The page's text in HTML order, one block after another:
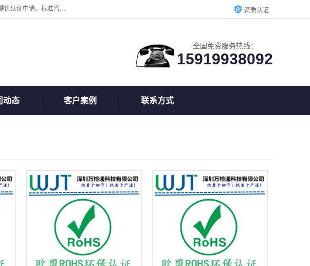
深圳万检通科技有限公司专业从事iso9001体系认证、质检报告办理流程、CE认证机构等多项综合检测与认证服务。为广大厂商提供认证申请、标准咨询、测试、技术支持、对策、获得认证等“一站式”服务。 资质认证
全国免费服务热线：
15919938092
动态 客户案例 联系方式